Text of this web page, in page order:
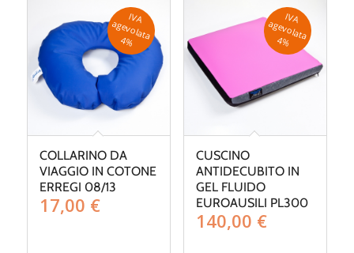
COLLARINO DA
VIAGGIO IN COTONE
ERREGI 08/13
17,00 €
IV
A
a
g
e
v
o
la
ta
4
%
CUSCINO
ANTIDECUBITO IN
GEL FLUIDO
EUROAUSILI PL300
140,00 €
IV
A
a
g
e
v
o
la
ta
4
%